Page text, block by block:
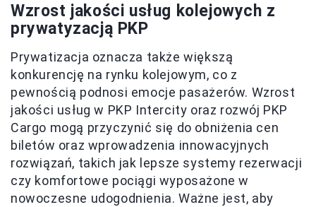
Wzrost jakości usług kolejowych z
prywatyzacją PKP
Prywatizacja oznacza także większą
konkurencję na rynku kolejowym, co z
pewnością podnosi emocje pasażerów. Wzrost
jakości usług w PKP Intercity oraz rozwój PKP
Cargo mogą przyczynić się do obniżenia cen
biletów oraz wprowadzenia innowacyjnych
rozwiązań, takich jak lepsze systemy rezerwacji
czy komfortowe pociągi wyposażone w
nowoczesne udogodnienia. Ważne jest, aby